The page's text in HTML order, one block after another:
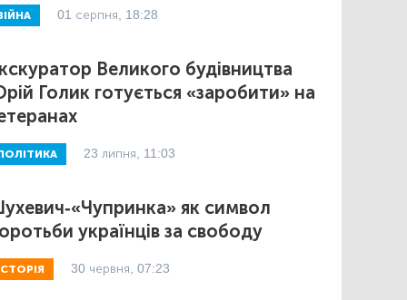
01 серпня, 18:28
Великого будівництва
Голик готується «заробити» на
23 липня, 11:03
«Чупринка» як символ
українців за свободу
30 червня, 07:23